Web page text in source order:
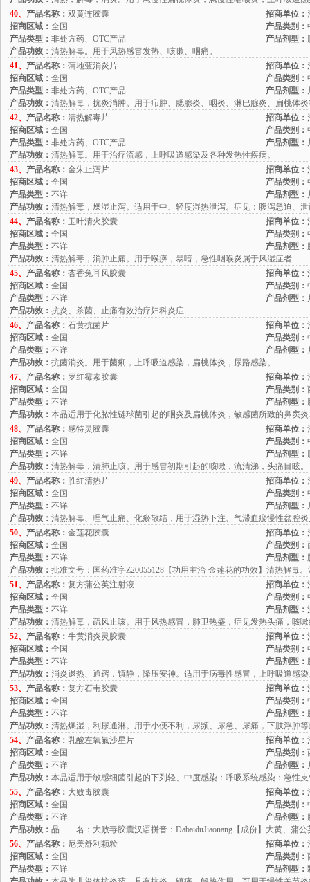
40、 产品名称： 双黄连胶囊 招商单位：
招商区域： 全国 产品类别：
产品类型： 非处方药、OTC产品 产品剂型：
产品功效： 清热解毒。用于风热感冒发热、咳嗽、咽痛。
41、 产品名称： 蒲地蓝消炎片 招商单位：
招商区域： 全国 产品类别：
产品类型： 非处方药、OTC产品 产品剂型：
产品功效： 清热解毒，抗炎消肿。用于疖肿、腮腺炎、咽炎、淋巴腺炎、扁桃体
42、 产品名称： 清热解毒片 招商单位：
招商区域： 全国 产品类别：
产品类型： 非处方药、OTC产品 产品剂型：
产品功效： 清热解毒。用于治疗流感，上呼吸道感染及各种发热性疾病。
43、 产品名称： 金朱止泻片 招商单位：
招商区域： 全国 产品类别：
产品类型： 不详 产品剂型：
产品功效： 清热解毒，燥湿止泻。适用于中、轻度湿热泄泻。症见：腹泻急迫、
44、 产品名称： 玉叶清火胶囊 招商单位：
招商区域： 全国 产品类别：
产品类型： 不详 产品剂型：
产品功效： 清热解毒，消肿止痛。用于喉痹，暴喑，急性咽喉炎属于风湿症者
45、 产品名称： 杏香兔耳风胶囊 招商单位：
招商区域： 全国 产品类别：
产品类型： 不详 产品剂型：
产品功效： 抗炎、杀菌、止痛有效治疗妇科炎症
46、 产品名称： 石黄抗菌片 招商单位：
招商区域： 全国 产品类别：
产品类型： 不详 产品剂型：
产品功效： 抗菌消炎。用于菌痢，上呼吸道感染，扁桃体炎，尿路感染。
47、 产品名称： 罗红霉素胶囊 招商单位：
招商区域： 全国 产品类别：
产品类型： 不详 产品剂型：
产品功效： 本品适用于化脓性链球菌引起的咽炎及扁桃体炎，敏感菌所致的鼻窦
48、 产品名称： 感特灵胶囊 招商单位：
招商区域： 全国 产品类别：
产品类型： 不详 产品剂型：
产品功效： 清热解毒，清肺止咳。用于感冒初期引起的咳嗽，流清涕，头痛目眩。
49、 产品名称： 胜红清热片 招商单位：
招商区域： 全国 产品类别：
产品类型： 不详 产品剂型：
产品功效： 清热解毒、理气止痛、化瘀散结，用于湿热下注、气滞血瘀慢性盆腔
50、 产品名称： 金莲花胶囊 招商单位：
招商区域： 全国 产品类别：
产品类型： 不详 产品剂型：
产品功效： 批准文号：国药准字Z20055128【功用主治-金莲花的功效】清热解毒
51、 产品名称： 复方蒲公英注射液 招商单位：
招商区域： 全国 产品类别：
产品类型： 不详 产品剂型：
产品功效： 清热解毒，疏风止咳。用于风热感冒，肺卫热盛，症见发热头痛，咳
52、 产品名称： 牛黄消炎灵胶囊 招商单位：
招商区域： 全国 产品类别：
产品类型： 不详 产品剂型：
产品功效： 消炎退热、通窍，镇静，降压安神。适用于病毒性感冒，上呼吸道感
53、 产品名称： 复方石韦胶囊 招商单位：
招商区域： 全国 产品类别：
产品类型： 不详 产品剂型：
产品功效： 清热燥湿，利尿通淋。用于小便不利，尿频、尿急、尿痛，下肢浮肿
54、 产品名称： 乳酸左氧氟沙星片 招商单位：
招商区域： 全国 产品类别：
产品类型： 不详 产品剂型：
产品功效： 本品适用于敏感细菌引起的下列轻、中度感染：呼吸系统感染：急性
55、 产品名称： 大败毒胶囊 招商单位：
招商区域： 全国 产品类别：
产品类型： 不详 产品剂型：
产品功效： 品 名：大败毒胶囊汉语拼音：DabaiduJiaonang【成份】大黄、蒲公
56、 产品名称： 尼美舒利颗粒 招商单位：
招商区域： 全国 产品类别：
产品类型： 不详 产品剂型：